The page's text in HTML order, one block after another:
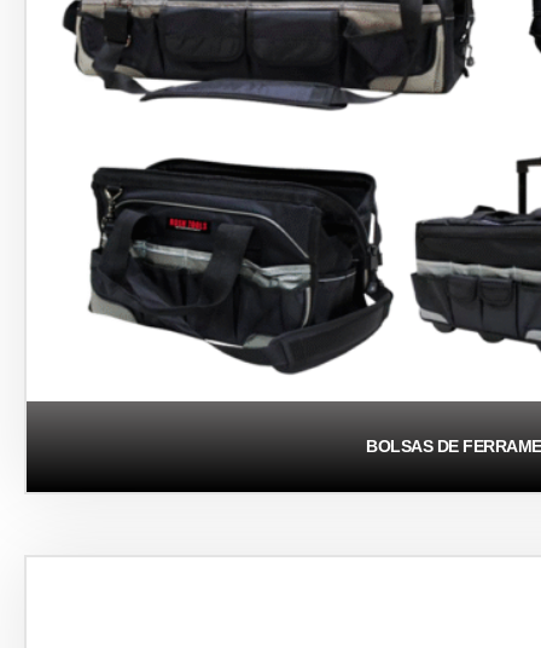
BOLSAS DE